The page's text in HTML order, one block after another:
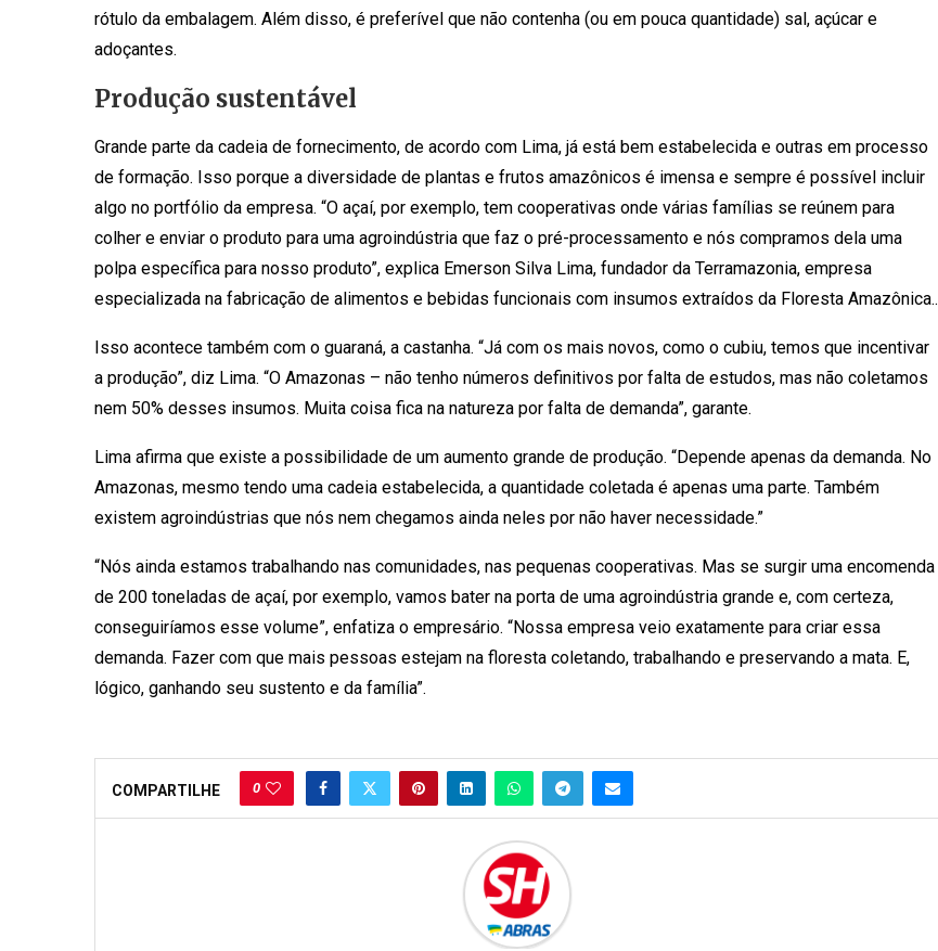
rótulo da embalagem. Além disso, é preferível que não contenha (ou em pouca quantidade) sal, açúcar e
adoçantes.
Produção sustentável
Grande parte da cadeia de fornecimento, de acordo com Lima, já está bem estabelecida e outras em processo
de formação. Isso porque a diversidade de plantas e frutos amazônicos é imensa e sempre é possível incluir
algo no portfólio da empresa. “O açaí, por exemplo, tem cooperativas onde várias famílias se reúnem para
colher e enviar o produto para uma agroindústria que faz o pré-processamento e nós compramos dela uma
polpa específica para nosso produto”, explica Emerson Silva Lima, fundador da Terramazonia, empresa
especializada na fabricação de alimentos e bebidas funcionais com insumos extraídos da Floresta Amazônica..
Isso acontece também com o guaraná, a castanha. “Já com os mais novos, como o cubiu, temos que incentivar
a produção”, diz Lima. “O Amazonas – não tenho números definitivos por falta de estudos, mas não coletamos
nem 50% desses insumos. Muita coisa fica na natureza por falta de demanda”, garante.
Lima afirma que existe a possibilidade de um aumento grande de produção. “Depende apenas da demanda. No
Amazonas, mesmo tendo uma cadeia estabelecida, a quantidade coletada é apenas uma parte. Também
existem agroindústrias que nós nem chegamos ainda neles por não haver necessidade.”
“Nós ainda estamos trabalhando nas comunidades, nas pequenas cooperativas. Mas se surgir uma encomenda
de 200 toneladas de açaí, por exemplo, vamos bater na porta de uma agroindústria grande e, com certeza,
conseguiríamos esse volume”, enfatiza o empresário. “Nossa empresa veio exatamente para criar essa
demanda. Fazer com que mais pessoas estejam na floresta coletando, trabalhando e preservando a mata. E,
lógico, ganhando seu sustento e da família”.
COMPARTILHE 0